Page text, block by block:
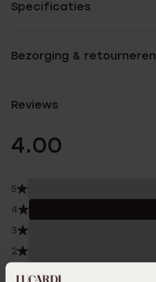
Specificaties
Bezorging & retourneren
Reviews
4.00
5
4
3
2